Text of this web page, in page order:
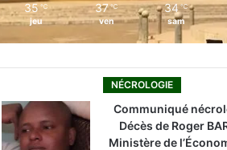
35 ℃
jeu
37 ℃
ven
34 ℃
sam
NÉCROLOGIE
Communiqué
Décès de Roger
Ministère de